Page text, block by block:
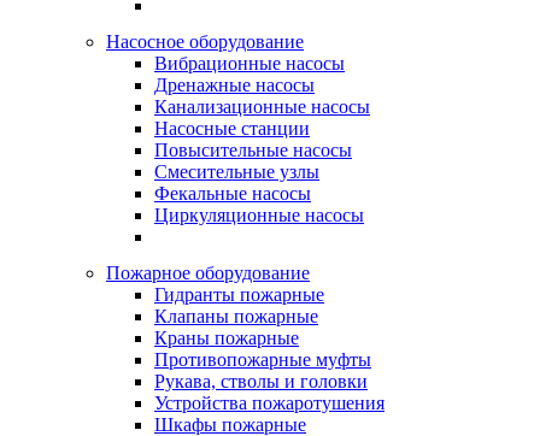
Насосное оборудование
Вибрационные насосы
Дренажные насосы
Канализационные насосы
Насосные станции
Повысительные насосы
Смесительные узлы
Фекальные насосы
Циркуляционные насосы
Пожарное оборудование
Гидранты пожарные
Клапаны пожарные
Краны пожарные
Противопожарные муфты
Рукава, стволы и головки
Устройства пожаротушения
Шкафы пожарные